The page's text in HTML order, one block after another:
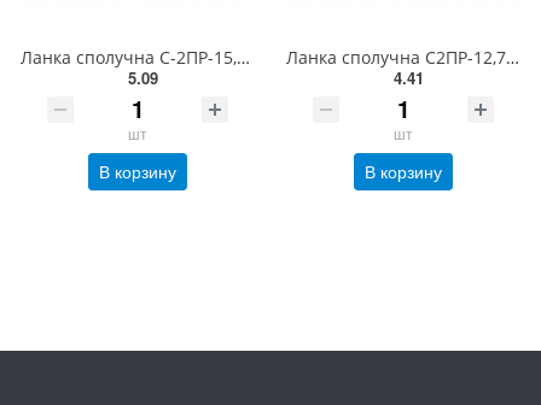
Ланка сполучна С-2ПР-15,875-4540-1 (ISO 10A-2 CL)
5.09
шт
В корзину
Ланка сполучна С2ПР-12,7-3180 (ISO 08B-2 CL)
4.41
шт
В корзину